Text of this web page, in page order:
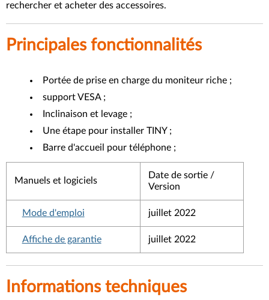
rechercher et acheter des accessoires.
Principales fonctionnalités
Portée de prise en charge du moniteur riche ;
support VESA ;
Inclinaison et levage ;
Une étape pour installer TINY ;
Barre d'accueil pour téléphone ;
Manuels et logiciels
Date de sortie /
Version
Mode d'emploi juillet 2022
Affiche de garantie juillet 2022
Informations techniques